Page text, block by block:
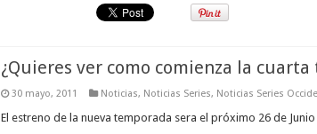
¿Quieres ver como comienza la
30 mayo, 2011 Noticias, Noticias Series, Noticias Series
El estreno de la nueva temporada sera el próximo 26 de Junio